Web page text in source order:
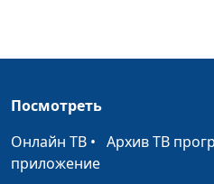
Библейская анатомия. Глаз
человека
Посмотреть
Онлайн ТВ • Архив ТВ
приложение